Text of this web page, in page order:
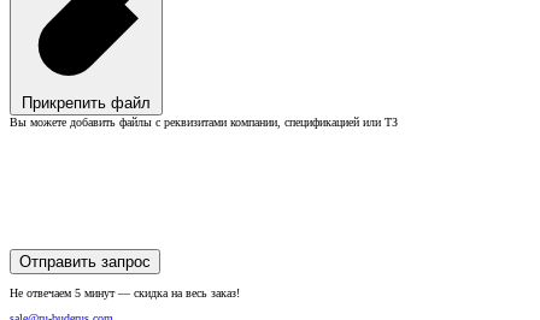
Прикрепить файл
Вы можете добавить файлы с реквизитами компании, спецификацией или ТЗ
Отправить запрос
Не отвечаем 5 минут — скидка на весь заказ!